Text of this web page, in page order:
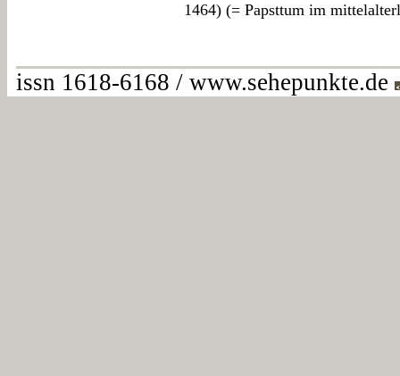
1464) (= Papsttum im
issn 1618-6168 / www.sehepunkte.de